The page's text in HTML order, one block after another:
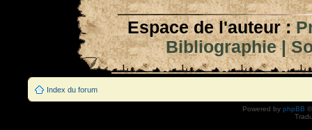
Espace de l'auteur :
Bibliographie|
Index du forum
Powered by phpBB